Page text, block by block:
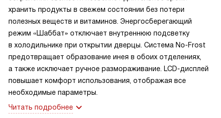
хранить продукты в свежем состоянии без потери
полезных веществ и витаминов. Энергосберегающий
режим «Шаббат» отключает внутреннюю подсветку
в холодильнике при открытии дверцы. Система No-Frost
предотвращает образование инея в обоих отделениях,
а также исключает ручное размораживание. LCD-дисплей
повышает комфорт использования, отображая все
необходимые параметры.
Читать подробнее